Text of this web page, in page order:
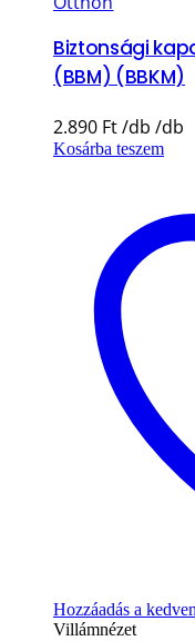
Biztonsági
(BBM) (BBKM)
2.890 Ft
Kosárba teszem
Hozzáadás a
Villámnézet